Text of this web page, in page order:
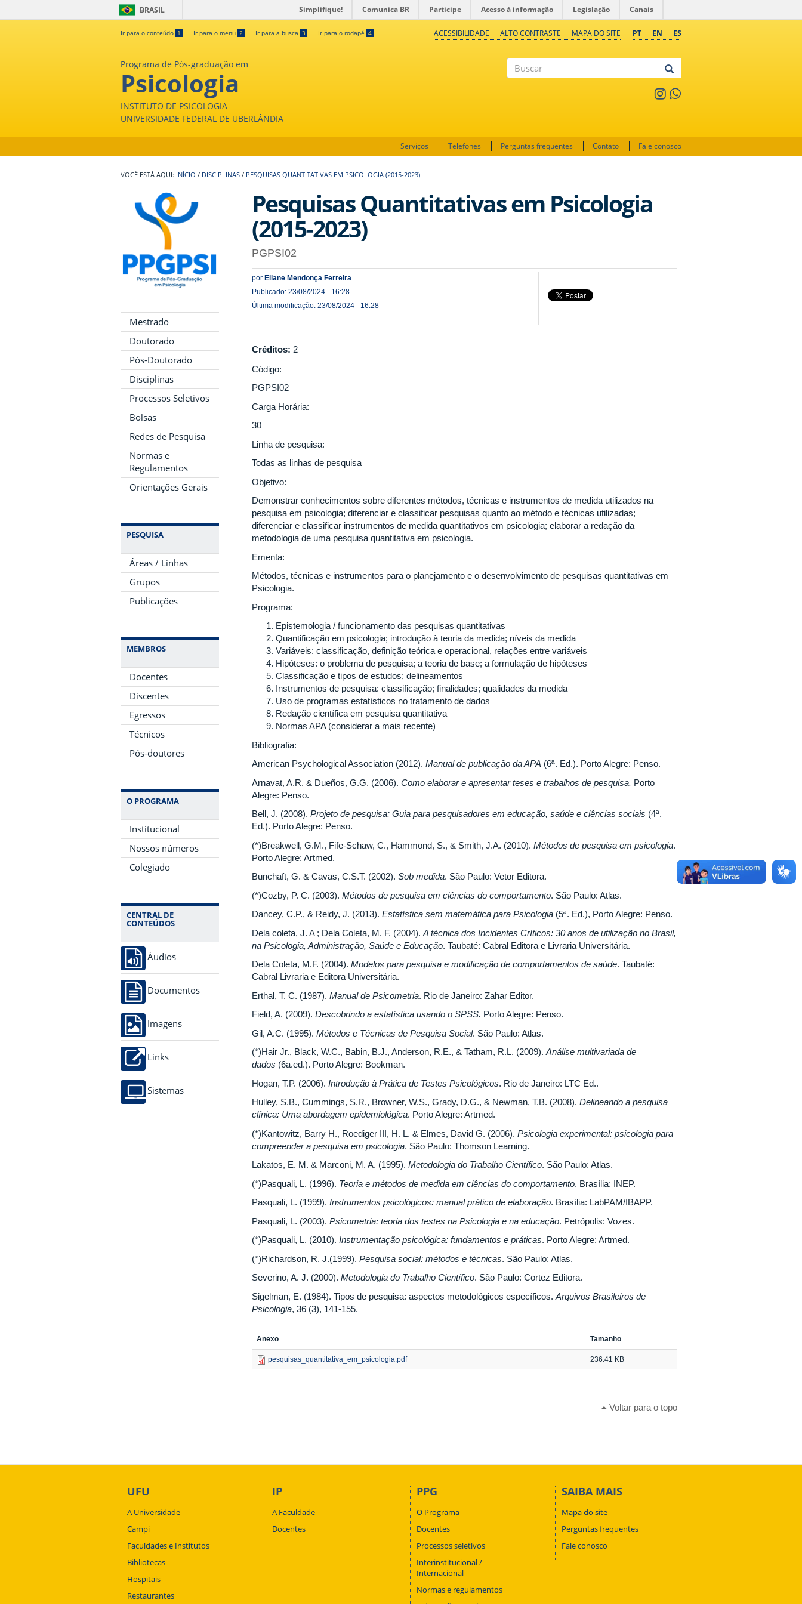
BRASIL Simplifique! Comunica BR Participe Acesso à informação Legislação Canais
Ir para o conteúdo 1 Ir para o menu 2 Ir para a busca 3 Ir para o rodapé 4 PT EN ES
ACESSIBILIDADE ALTO CONTRASTE MAPA DO SITE
Programa de Pós-graduação em
Psicologia
INSTITUTO DE PSICOLOGIA
UNIVERSIDADE FEDERAL DE UBERLÂNDIA
Serviços Telefones Perguntas frequentes Contato Fale conosco
INÍCIO / DISCIPLINAS / PESQUISAS QUANTITATIVAS EM PSICOLOGIA (2015-2023)
Mestrado
Doutorado
Pós-Doutorado
Disciplinas
Processos Seletivos
Bolsas
Redes de Pesquisa
Normas e
Regulamentos
Orientações Gerais
PESQUISA
Áreas / Linhas
Grupos
Publicações
MEMBROS
Docentes
Discentes
Egressos
Técnicos
Pós-doutores
O PROGRAMA
Institucional
Nossos números
Colegiado
CENTRAL DE
CONTEÚDOS
Áudios
Documentos
Imagens
Links
Sistemas
Pesquisas Quantitativas em Psicologia
(2015-2023)
PGPSI02
por Eliane Mendonça Ferreira
Publicado: 23/08/2024 - 16:28
Última modificação: 23/08/2024 - 16:28
Créditos: 2
Código:
PGPSI02
Carga Horária:
30
Linha de pesquisa:
Todas as linhas de pesquisa
Objetivo:
Demonstrar conhecimentos sobre diferentes métodos, técnicas e instrumentos de medida utilizados na
pesquisa em psicologia; diferenciar e classificar pesquisas quanto ao método e técnicas utilizadas;
diferenciar e classificar instrumentos de medida quantitativos em psicologia; elaborar a redação da
metodologia de uma pesquisa quantitativa em psicologia.
Ementa:
Métodos, técnicas e instrumentos para o planejamento e o desenvolvimento de pesquisas quantitativas em
Psicologia.
Programa:
Epistemologia / funcionamento das pesquisas quantitativas
Quantificação em psicologia; introdução à teoria da medida; níveis da medida
Variáveis: classificação, definição teórica e operacional, relações entre variáveis
Hipóteses: o problema de pesquisa; a teoria de base; a formulação de hipóteses
Classificação e tipos de estudos; delineamentos
Instrumentos de pesquisa: classificação; finalidades; qualidades da medida
Uso de programas estatísticos no tratamento de dados
Redação científica em pesquisa quantitativa
Normas APA (considerar a mais recente)
Bibliografia:
American Psychological Association (2012). Manual de publicação da APA (6ª. Ed.). Porto Alegre: Penso.
Arnavat, A.R. & Dueños, G.G. (2006). Como elaborar e apresentar teses e trabalhos de pesquisa. Porto
Alegre: Penso.
Bell, J. (2008). Projeto de pesquisa: Guia para pesquisadores em educação, saúde e ciências sociais (4ª.
Ed.). Porto Alegre: Penso.
(*)Breakwell, G.M., Fife-Schaw, C., Hammond, S., & Smith, J.A. (2010). Métodos de pesquisa em psicologia.
Porto Alegre: Artmed.
Bunchaft, G. & Cavas, C.S.T. (2002). Sob medida. São Paulo: Vetor Editora.
(*)Cozby, P. C. (2003). Métodos de pesquisa em ciências do comportamento. São Paulo: Atlas.
Dancey, C.P., & Reidy, J. (2013). Estatística sem matemática para Psicologia (5ª. Ed.), Porto Alegre: Penso.
Dela coleta, J. A ; Dela Coleta, M. F. (2004). A técnica dos Incidentes Críticos: 30 anos de utilização no Brasil,
na Psicologia, Administração, Saúde e Educação. Taubaté: Cabral Editora e Livraria Universitária.
Dela Coleta, M.F. (2004). Modelos para pesquisa e modificação de comportamentos de saúde. Taubaté:
Cabral Livraria e Editora Universitária.
Erthal, T. C. (1987). Manual de Psicometria. Rio de Janeiro: Zahar Editor.
Field, A. (2009). Descobrindo a estatística usando o SPSS. Porto Alegre: Penso.
Gil, A.C. (1995). Métodos e Técnicas de Pesquisa Social. São Paulo: Atlas.
(*)Hair Jr., Black, W.C., Babin, B.J., Anderson, R.E., & Tatham, R.L. (2009). Análise multivariada de
dados (6a.ed.). Porto Alegre: Bookman.
Hogan, T.P. (2006). Introdução à Prática de Testes Psicológicos. Rio de Janeiro: LTC Ed..
Hulley, S.B., Cummings, S.R., Browner, W.S., Grady, D.G., & Newman, T.B. (2008). Delineando a pesquisa
clínica: Uma abordagem epidemiológica. Porto Alegre: Artmed.
(*)Kantowitz, Barry H., Roediger III, H. L. & Elmes, David G. (2006). Psicologia experimental: psicologia para
compreender a pesquisa em psicologia. São Paulo: Thomson Learning.
Lakatos, E. M. & Marconi, M. A. (1995). Metodologia do Trabalho Científico. São Paulo: Atlas.
(*)Pasquali, L. (1996). Teoria e métodos de medida em ciências do comportamento. Brasília: INEP.
Pasquali, L. (1999). Instrumentos psicológicos: manual prático de elaboração. Brasília: LabPAM/IBAPP.
Pasquali, L. (2003). Psicometria: teoria dos testes na Psicologia e na educação. Petrópolis: Vozes.
(*)Pasquali, L. (2010). Instrumentação psicológica: fundamentos e práticas. Porto Alegre: Artmed.
(*)Richardson, R. J.(1999). Pesquisa social: métodos e técnicas. São Paulo: Atlas.
Severino, A. J. (2000). Metodologia do Trabalho Científico. São Paulo: Cortez Editora.
Sigelman, E. (1984). Tipos de pesquisa: aspectos metodológicos específicos. Arquivos Brasileiros de
Psicologia, 36 (3), 141-155.
Anexo Tamanho
pesquisas_quantitativa_em_psicologia.pdf 236.41 KB
Voltar para o topo
UFU
A Universidade
Campi
Faculdades e Institutos
Bibliotecas
Hospitais
Restaurantes
IP
A Faculdade
Docentes
PPG
O Programa
Docentes
Processos seletivos
Interinstitucional /
Internacional
Normas e regulamentos
SAIBA MAIS
Mapa do site
Perguntas frequentes
Fale conosco